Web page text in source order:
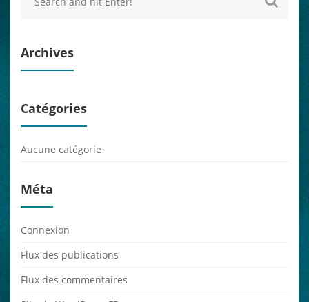
Archives
Catégories
Aucune catégorie
Méta
Connexion
Flux des publications
Flux des commentaires